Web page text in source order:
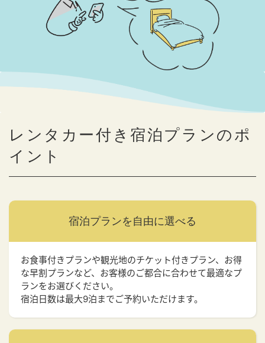
レンタカー付き宿泊プランのポ
イント
宿泊プランを 自由に選べる
お食事付きプランや観光地のチケット付きプラン、お得
な早割プランなど、お客様のご都合に合わせて最適なプ
ランをお選びください。
宿泊日数は最大9泊までご予約いただけます。